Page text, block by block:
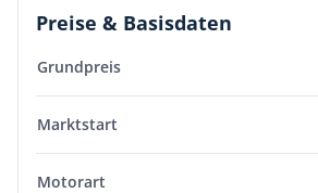
Preise & Basisdaten
Grundpreis
Marktstart
Motorart